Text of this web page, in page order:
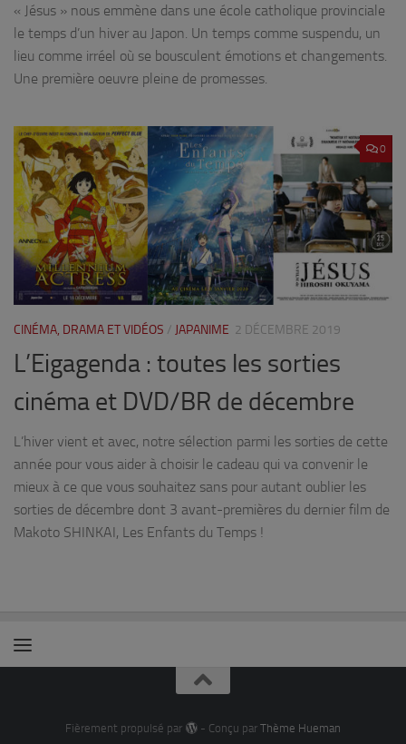
« Jésus » nous emmène dans une école catholique provinciale
le temps d’un hiver au Japon. Un temps comme suspendu, un
lieu comme irréel où se bousculent émotions et changements.
Une première oeuvre pleine de promesses.
0
CINÉMA, DRAMA ET VIDÉOS / JAPANIME 2 DÉCEMBRE 2019
L’Eigagenda : toutes les sorties
cinéma et DVD/BR de décembre
L’hiver vient et avec, notre sélection parmi les sorties de cette
année pour vous aider à choisir le cadeau qui va convenir le
mieux à ce que vous souhaitez sans pour autant oublier les
sorties de décembre dont 3 avant-premières du dernier film de
Makoto SHINKAI, Les Enfants du Temps !
Fièrement propulsé par - Conçu par Thème Hueman